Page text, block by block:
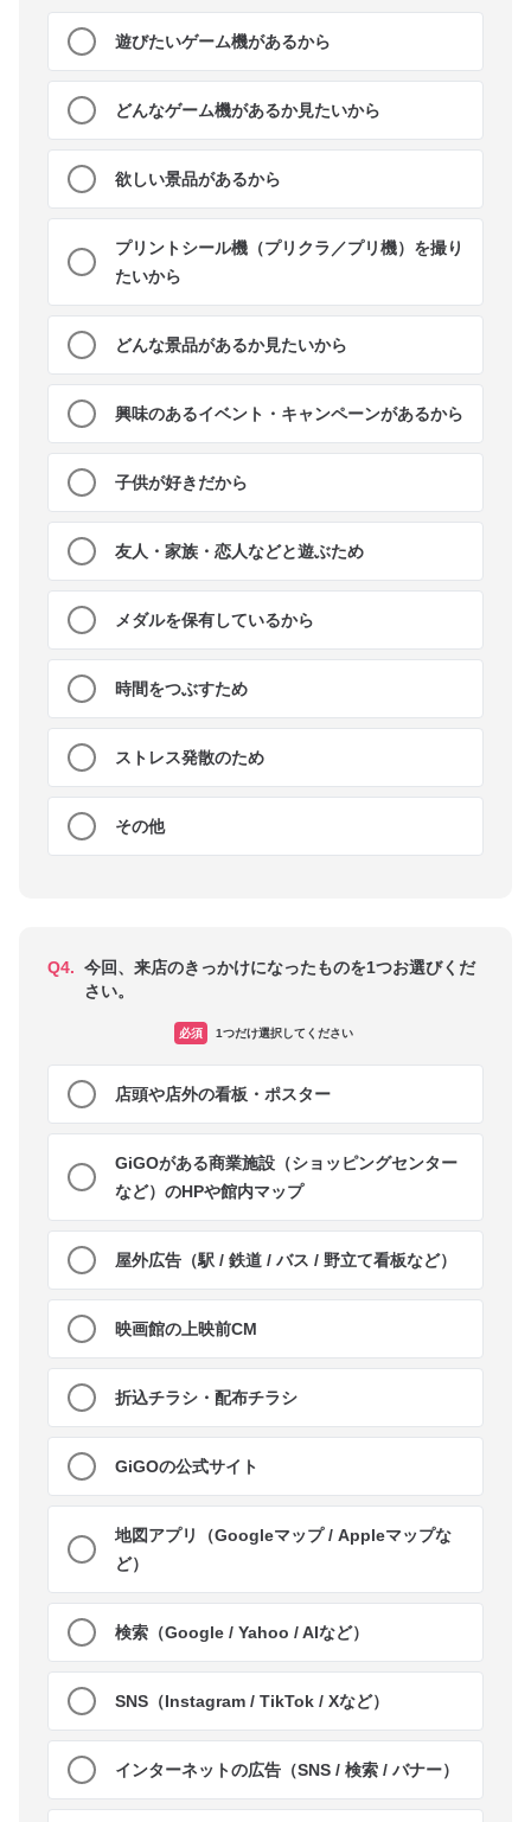
遊びたいゲーム機があるから
どんなゲーム機があるか見たいから
欲しい景品があるから
プリントシール機（プリクラ／プリ機）を撮り
たいから
どんな景品があるか見たいから
興味のあるイベント・キャンペーンがあるから
子供が好きだから
友人・家族・恋人などと遊ぶため
メダルを保有しているから
時間をつぶすため
ストレス発散のため
その他
Q4. 今回、来店のきっかけになったものを1つお選びくだ
さい。
必須 1つだけ選択してください
店頭や店外の看板・ポスター
GiGOがある商業施設（ショッピングセンター
など）のHPや館内マップ
屋外広告（駅 / 鉄道 / バス / 野立て看板など）
映画館の上映前CM
折込チラシ・配布チラシ
GiGOの公式サイト
地図アプリ（Googleマップ / Appleマップな
ど）
検索（Google / Yahoo / AIなど）
SNS（Instagram / TikTok / Xなど）
インターネットの広告（SNS / 検索 / バナー）